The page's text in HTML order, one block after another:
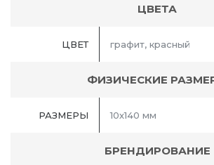
ЦВЕТА
ЦВЕТ графит, красный
ФИЗИЧЕСКИЕ
РАЗМЕРЫ 10х140 мм
БРЕНДИРОВАНИЕ